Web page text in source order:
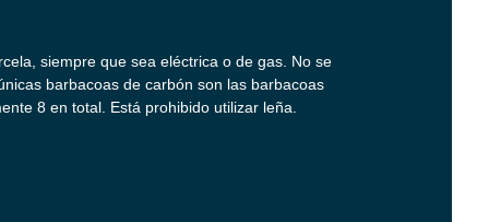
siempre que sea eléctrica o de gas. No se
barbacoas de carbón son las barbacoas
8 en total. Está prohibido utilizar leña.